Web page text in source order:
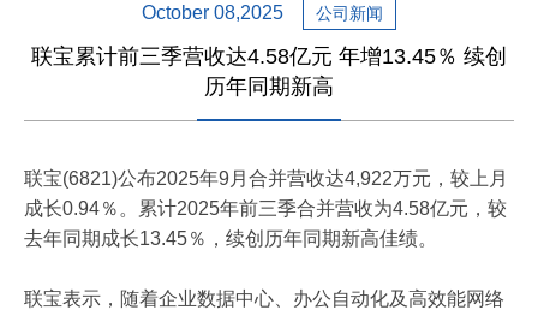
October 08,2025 公司新闻
联宝累计前三季营收达4.58亿元 年增13.45％ 续创
历年同期新高
联宝(6821)公布2025年9月合并营收达4,922万元，较上月
成长0.94％。累计2025年前三季合并营收为4.58亿元，较
去年同期成长13.45％，续创历年同期新高佳绩。
联宝表示，随着企业数据中心、办公自动化及高效能网络